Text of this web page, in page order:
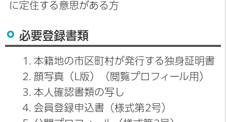
に定住する意思がある方
必要登録書類
本籍地の市区町村が発行する独身証明書
顔写真（L版）（閲覧プロフィール用）
本人確認書類の写し
会員登録申込書（様式第2号）